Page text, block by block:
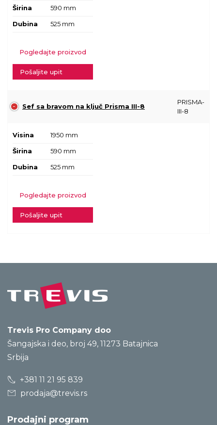
Širina 590 mm
Dubina 525 mm
Pogledajte proizvod
Pošaljite upit
Sef sa bravom na ključ Prisma III-8
PRISMA-
III-8
Visina 1950 mm
Širina 590 mm
Dubina 525 mm
Pogledajte proizvod
Pošaljite upit
Trevis Pro Company doo
Šangajska i deo, broj 49, 11273 Batajnica
Srbija
+381 11 21 95 839
prodaja@trevis.rs
Prodajni program